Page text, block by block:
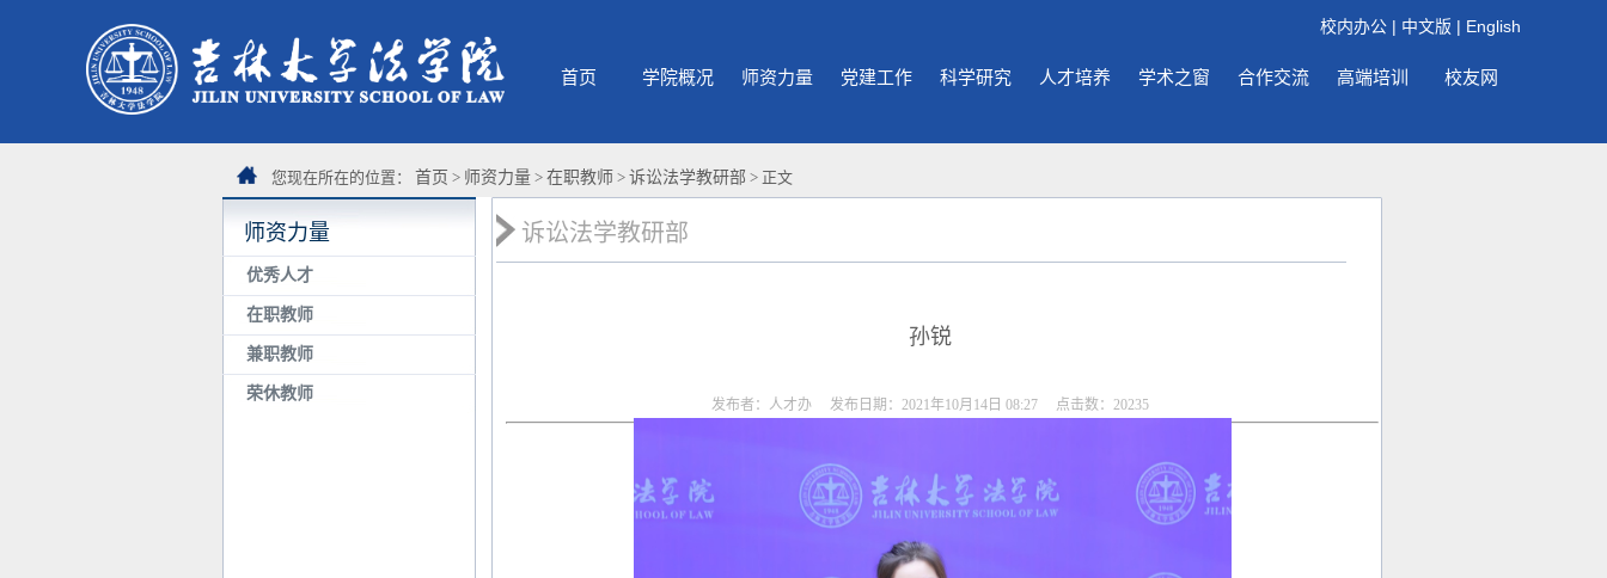
校内办公 | 中文版 | English
首页 学院概况 师资力量 党建工作 科学研究 人才培养 学术之窗 合作交流 高端培训 校友网
您现在所在的位置： 首页 > 师资力量> 在职教师 > 诉讼法学教研部 > 正文
师资力量
优秀人才
在职教师
兼职教师
荣休教师
诉讼法学教研部
孙锐
发布者：人才办 发布日期：2021年10月14日 08:27 点击数： 20235